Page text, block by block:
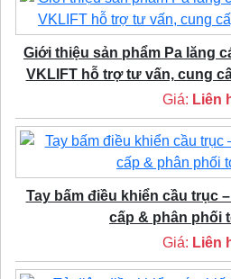
Giới thiệu sản phẩm Pa lăng
VKLIFT hỗ trợ tư vấn, cung
Giá: Liên
Tay bấm điều khiển cầu trục
cấp & phân phối
Giá: Liên